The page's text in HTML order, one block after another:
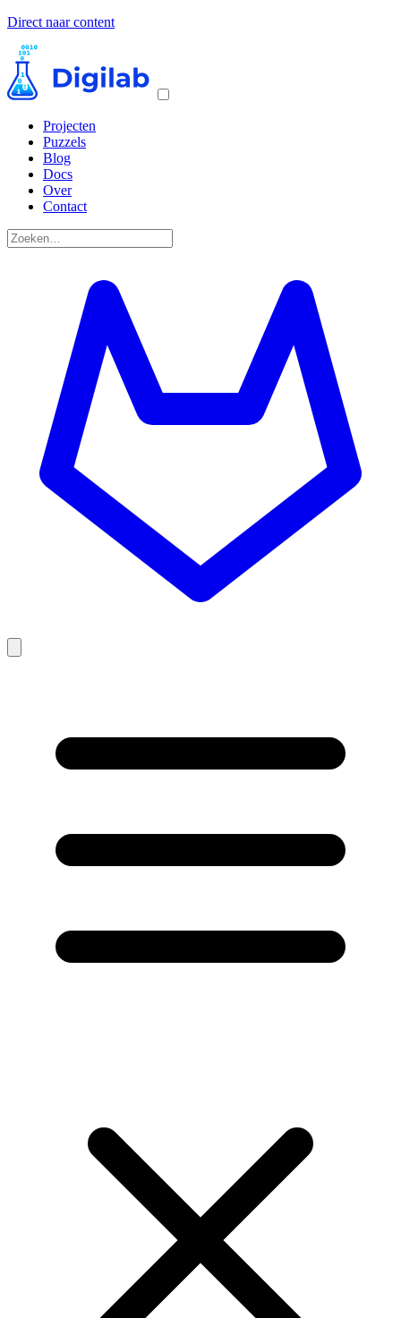
Direct naar content
Projecten
Puzzels
Blog
Docs
Over
Contact